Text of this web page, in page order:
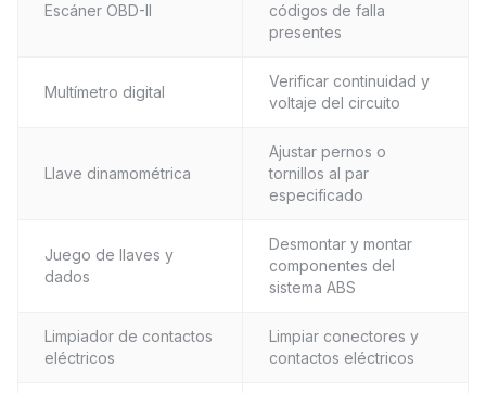
Escáner OBD-II
códigos de falla
presentes
Multímetro digital
Verificar continuidad y
voltaje del circuito
Llave dinamométrica
Ajustar pernos o
tornillos al par
especificado
Juego de llaves y
dados
Desmontar y montar
componentes del
sistema ABS
Limpiador de contactos
eléctricos
Limpiar conectores y
contactos eléctricos